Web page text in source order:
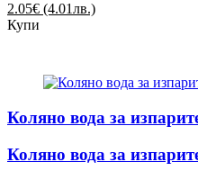
2.05€ (4.01лв.)
Купи
Коляно вода за
Коляно вода за